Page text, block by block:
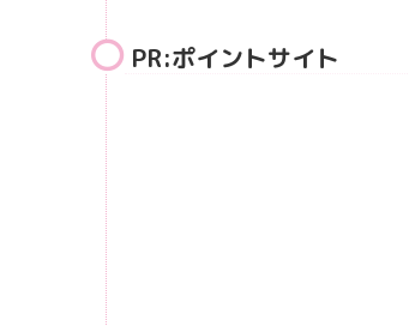
PR:ポイントサイト